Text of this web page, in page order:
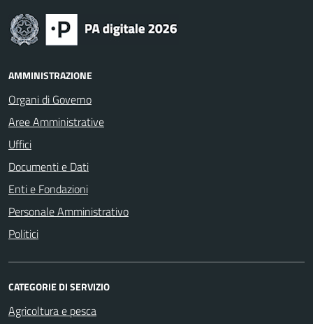
AMMINISTRAZIONE
Organi di Governo
Aree Amministrative
Uffici
Documenti e Dati
Enti e Fondazioni
Personale Amministrativo
Politici
CATEGORIE DI SERVIZIO
Agricoltura e pesca